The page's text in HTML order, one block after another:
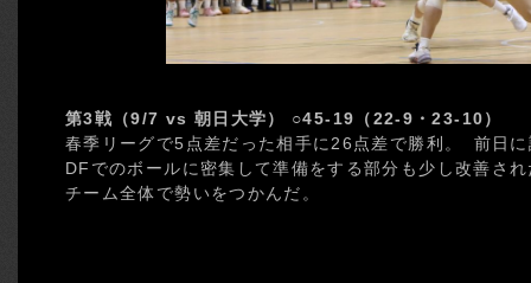
第3戦（9/7 vs 朝日大学） ○45-19（22-9・23-10）
春季リーグで5点差だった相手に26点差で勝利。 前日
DFでのボールに密集して準備をする部分も少し改善さ
チーム全体で勢いをつかんだ。